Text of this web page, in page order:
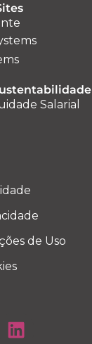
Salarial
de Uso